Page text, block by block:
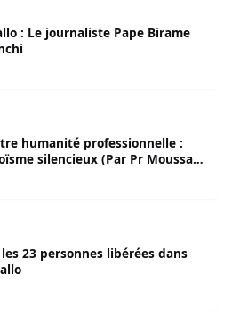
: Le journaliste Pape Birame
humanité professionnelle :
silencieux (Par Pr Moussa
23 personnes libérées dans